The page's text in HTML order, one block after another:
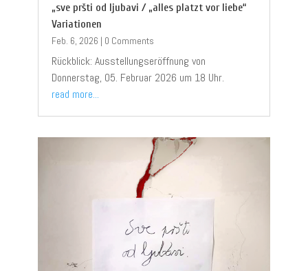
„sve pršti od ljubavi / „alles platzt vor liebe“
Variationen
Feb. 6, 2026 | 0 Comments
Rückblick: Ausstellungseröffnung von
Donnerstag, 05. Februar 2026 um 18 Uhr.
read more...